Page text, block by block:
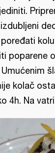
poparene
kolač
4h. Na